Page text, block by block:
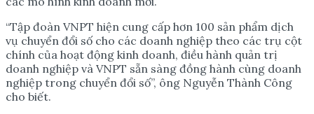
“Tập đoàn VNPT hiện cung cấp hơn 100 sản phẩm dịch
vụ chuyển đổi số cho các doanh nghiệp theo các trụ cột
chính của hoạt động kinh doanh, điều hành quản trị
doanh nghiệp và VNPT sẵn sàng đồng hành cùng doanh
nghiệp trong chuyển đổi số”, ông Nguyễn Thành Công
cho biết.